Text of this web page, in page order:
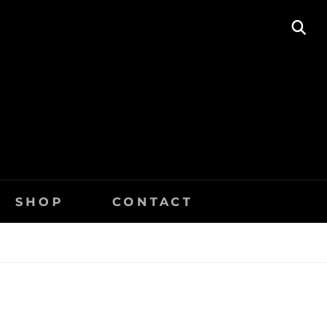
SHOP CONTACT